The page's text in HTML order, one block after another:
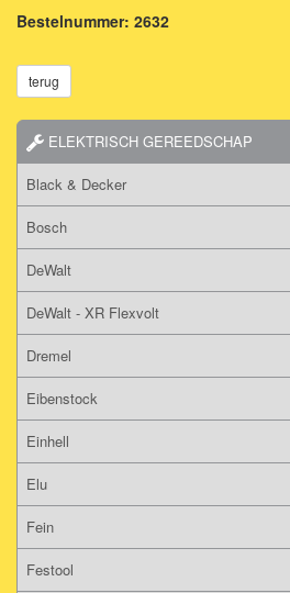
Bestelnummer: 2632
terug
ELEKTRISCH GEREEDSCHAP
Black & Decker
Bosch
DeWalt
DeWalt - XR Flexvolt
Dremel
Eibenstock
Einhell
Elu
Fein
Festool